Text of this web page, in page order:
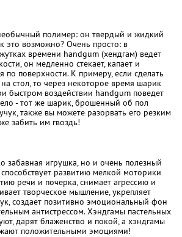
полимер: он твердый и жидкий
это возможно? Очень просто: в
времени handgum (хендгам) ведет
он медленно стекает, капает и
по поверхности. К примеру, если сделать
стол, то через некоторое время шарик
быстром воздействии handgum поведет
- тот же шарик, брошенный об пол
также вы можете разорвать его резким
забить им гвоздь!
забавная игрушка, но и очень полезный
развитию мелкой моторики
речи и почерка, снимает агрессию и
творческое мышление, укрепляет
создает позитивно эмоциональный фон
антистрессом. Хэндгамы пастельных
дарят блаженство и покой, а хэндгамы
положительными эмоциями!